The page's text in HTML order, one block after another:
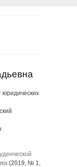
юридических
(2019, № 1,